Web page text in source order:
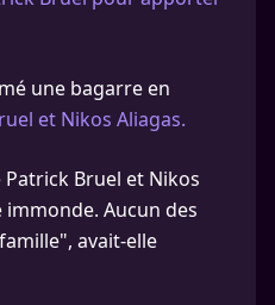
une bagarre en
et Nikos Aliagas.
Patrick Bruel et Nikos
Aucun des
avait-elle